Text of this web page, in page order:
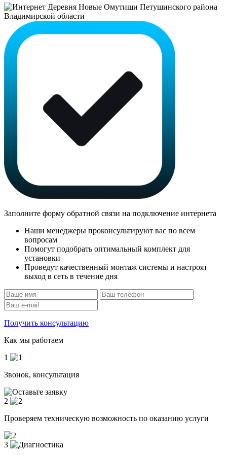
Заполните форму обратной связи на подключение интернета
Наши менеджеры проконсультируют вас по всем
вопросам
Помогут подобрать оптимальный комплект для
установки
Проведут качественный монтаж системы и настроят
выход в сеть в течение дня
Получить консультацию
Как мы работаем
1
Звонок, консультация
2
Проверяем техническую возможность по оказанию услуги
3